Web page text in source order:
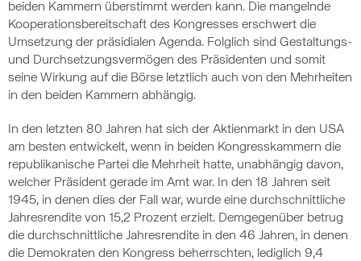
beiden Kammern überstimmt werden kann. Die mangelnde
Kooperationsbereitschaft des Kongresses erschwert die
Umsetzung der präsidialen Agenda. Folglich sind Gestaltungs-
und Durchsetzungsvermögen des Präsidenten und somit
seine Wirkung auf die Börse letztlich auch von den Mehrheiten
in den beiden Kammern abhängig.
In den letzten 80 Jahren hat sich der Aktienmarkt in den USA
am besten entwickelt, wenn in beiden Kongresskammern die
republikanische Partei die Mehrheit hatte, unabhängig davon,
welcher Präsident gerade im Amt war. In den 18 Jahren seit
1945, in denen dies der Fall war, wurde eine durchschnittliche
Jahresrendite von 15,2 Prozent erzielt. Demgegenüber betrug
die durchschnittliche Jahresrendite in den 46 Jahren, in denen
die Demokraten den Kongress beherrschten, lediglich 9,4